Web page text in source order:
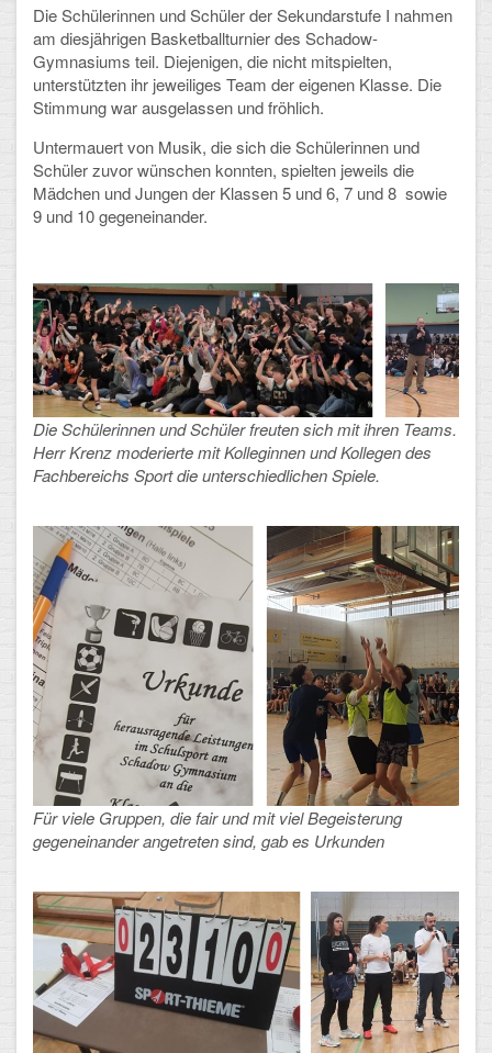
Schulalbum
SCHULLEBEN
Kollegium
Schulleitung
Gesamtelternvertretung
Sekretariat
Ganztagsschule
Schulsozialarbeit
Berufsorientierung
Klima-Projekt
Elternchor
Förderverein
Ehemalige
Schulzeitung: Der Gottfried
FÄCHER
Deutsch und Fremdsprachen
Ethik, Philosophie und Religion
Gesellschaftswissenschaften
Mathematik, Informatik und Naturwissenschaften
Musische Fächer
Die Schülerinnen und Schüler der Sekundarstufe I nahmen
am diesjährigen Basketballturnier des Schadow-
Gymnasiums teil. Diejenigen, die nicht mitspielten,
unterstützten ihr jeweiliges Team der eigenen Klasse. Die
Stimmung war ausgelassen und fröhlich.
Untermauert von Musik, die sich die Schülerinnen und
Schüler zuvor wünschen konnten, spielten jeweils die
Mädchen und Jungen der Klassen 5 und 6, 7 und 8 sowie
9 und 10 gegeneinander.
Die Schülerinnen und Schüler freuten sich mit ihren Teams.
Herr Krenz moderierte mit Kolleginnen und Kollegen des
Fachbereichs Sport die unterschiedlichen Spiele.
Für viele Gruppen, die fair und mit viel Begeisterung
gegeneinander angetreten sind, gab es Urkunden